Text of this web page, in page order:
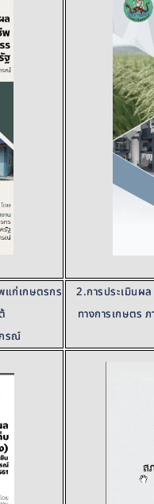
แก่เกษตรกร
รณ์
2.การประเมินผ
ทางการเกษตร